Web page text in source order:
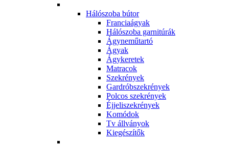
Hálószoba bútor
Franciaágyak
Hálószoba garnitúrák
Ágyneműtartó
Ágyak
Ágykeretek
Matracok
Szekrények
Gardróbszekrények
Polcos szekrények
Éjjeliszekrények
Komódok
Tv állványok
Kiegészítők